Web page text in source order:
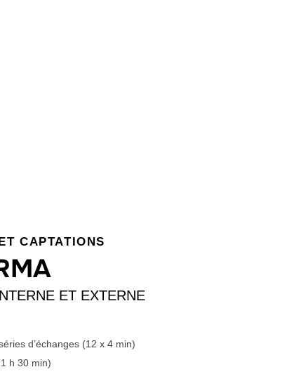
CAPTATIONS
ET EXTERNE
d’échanges (12 x 4 min)
h 30 min)